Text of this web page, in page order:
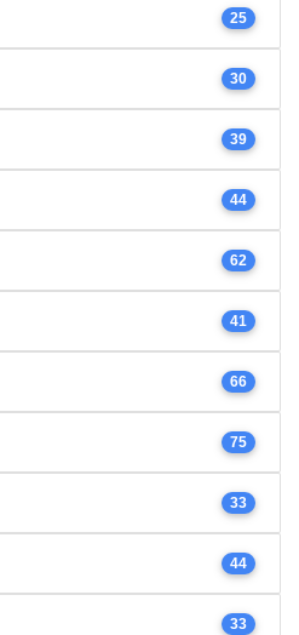
25
30
39
44
62
41
66
75
33
44
33